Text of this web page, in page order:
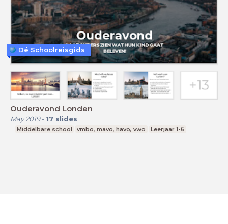
Ouderavond Londen
May 2019- 17 slides
Middelbare school vmbo, mavo, havo, vwo Leerjaar 1-6
Dé Schoolreisgids